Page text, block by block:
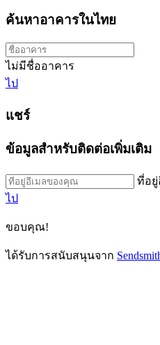
ค้นหาอาคารในไทย
ไม่มีชื่ออาคาร
ไป
แชร์
ข้อมูลสำหรับติดต่อเพิ่มเติม
ที่อยู่
ไป
ขอบคุณ!
ได้รับการสนับสนุนจาก